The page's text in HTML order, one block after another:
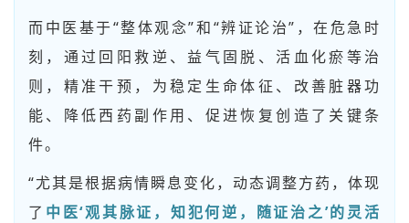
而中医基于“整体观念”和“辨证论治”，在危急时
刻，通过回阳救逆、益气固脱、活血化瘀等治
则，精准干预，为稳定生命体征、改善脏器功
能、降低西药副作用、促进恢复创造了关键条
件。
“尤其是根据病情瞬息变化，动态调整方药，体现
了 中医‘观其脉证，知犯何逆，随证治之’的灵活